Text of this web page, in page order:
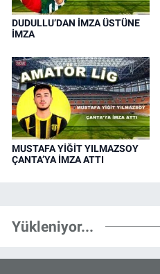
DUDULLU’DAN İMZA ÜSTÜNE
İMZA
MUSTAFA YİĞİT YILMAZSOY
ÇANTA’YA İMZA ATTI
Yükleniyor...